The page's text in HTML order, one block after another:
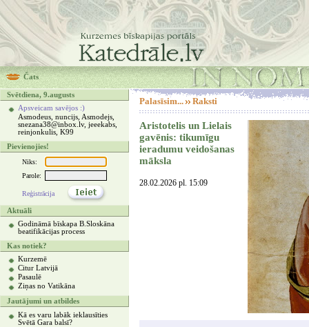
Čats
Svētdiena, 9.augusts
Apsveicam savējos :)
Asmodeus, nuncijs, Asmodejs,
snezana38@inbox.lv, jeeekabs,
reinjonkulis, K99
Pievienojies!
Niks:
Parole:
Reģistrācija
Aktuāli
Godināmā bīskapa B.Sloskāna
beatifikācijas process
Kas notiek?
Kurzemē
Citur Latvijā
Pasaulē
Ziņas no Vatikāna
Jautājumi un atbildes
Kā es varu labāk ieklausīties
Svētā Gara balsī?
Palasīsim... Raksti
Aristotelis un Lielais
gavēnis: tikumīgu
ieradumu veidošanas
māksla
28.02.2026 pl. 15:09